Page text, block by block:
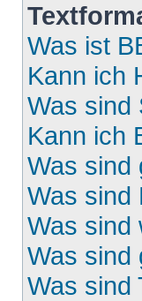
Was ist
Kann ich
Was sind
Kann ich
Was sind
Was sind
Was sind
Was sind
Was sind